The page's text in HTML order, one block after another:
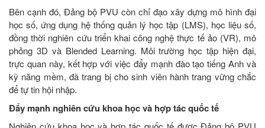
Bên cạnh đó, Đảng bộ PVU còn chỉ đạo xây dựng mô hình đại
học số, ứng dụng hệ thống quản lý học tập (LMS), học liệu số,
đồng thời nghiên cứu triển khai công nghệ thực tế ảo (VR), mô
phỏng 3D và Blended Learning. Môi trường học tập hiện đại,
trực quan này, kết hợp với việc đẩy mạnh đào tạo tiếng Anh và
kỹ năng mềm, đã trang bị cho sinh viên hành trang vững chắc
để tự tin hội nhập.
Đẩy mạnh nghiên cứu khoa học và hợp tác quốc tế